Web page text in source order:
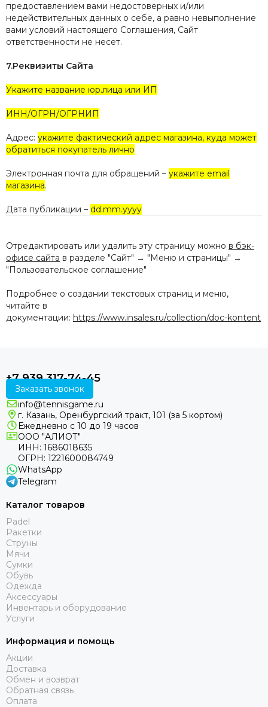
предоставлением вами недостоверных и/или
недействительных данных о себе, а равно невыполнение
вами условий настоящего Соглашения, Сайт
ответственности не несет.
7.Реквизиты Сайта
Укажите название юр.лица или ИП
ИНН/ОГРН/ОГРНИП
Адрес: укажите фактический адрес магазина, куда может
обратиться покупатель лично
Электронная почта для обращений – укажите email
магазина.
Дата публикации – dd.mm.yyyy
Отредактировать или удалить эту страницу можно в бэк-
офисе сайта в разделе "Сайт" → "Меню и страницы" →
"Пользовательское соглашение"
Подробнее о создании текстовых страниц и меню,
читайте в
документации: https://www.insales.ru/collection/doc-kontent
+7 939 317-74-45
Заказать звонок
info@tennisgame.ru
г. Казань, Оренбургский тракт, 101 (за 5 кортом)
Ежедневно с 10 до 19 часов
ООО "АЛИОТ"
ИНН: 1686018635
ОГРН: 1221600084749
WhatsApp
Telegram
Каталог товаров
Padel
Ракетки
Струны
Мячи
Сумки
Обувь
Одежда
Аксессуары
Инвентарь и оборудование
Услуги
Информация и помощь
Акции
Доставка
Обмен и возврат
Обратная связь
Оплата